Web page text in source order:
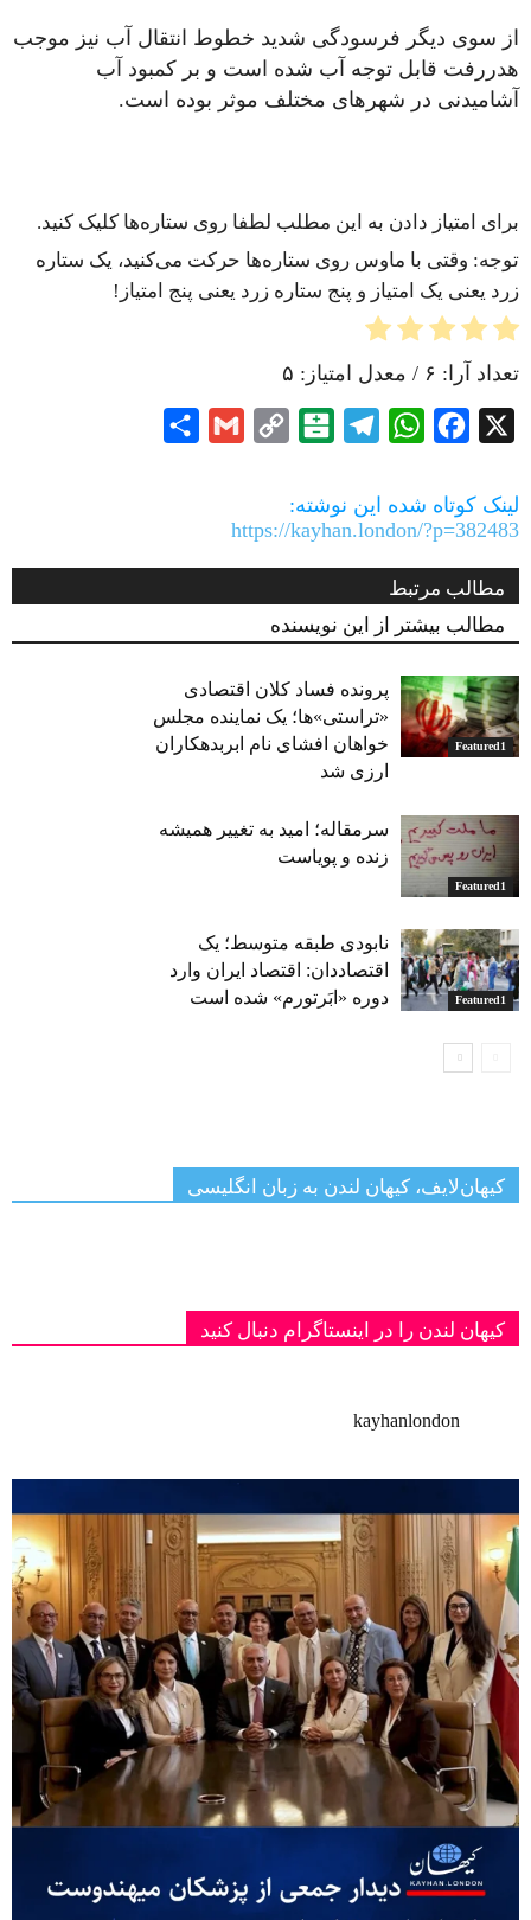
از سوی دیگر فرسودگی شدید خطوط انتقال آب نیز موجب
هدررفت قابل توجه آب شده است و بر کمبود آب
آشامیدنی در شهرهای مختلف موثر بوده است.
برای امتیاز دادن به این مطلب لطفا روی ستاره‌ها کلیک کنید.
توجه: وقتی با ماوس روی ستاره‌ها حرکت می‌کنید، یک ستاره
زرد یعنی یک امتیاز و پنج ستاره زرد یعنی پنج امتیاز!
تعداد آرا: ۶ / معدل امتیاز: ۵
X
Facebook
WhatsApp
Telegram
Balatarin
Copy
Gmail
لینک کوتاه شده این نوشته:
https://kayhan.london/?p=382483
مطالب مرتبط
مطالب بیشتر از این نویسنده
Featured1
پرونده فساد کلان اقتصادی
«تراستی»ها؛ یک نماینده مجلس
خواهان افشای نام ابربدهکاران
ارزی شد
Featured1
سرمقاله؛ امید به تغییر همیشه
زنده و پویاست
Featured1
نابودی طبقه متوسط؛ یک
اقتصاددان: اقتصاد ایران وارد
دوره «ابَرتورم» شده‌ است
کیهان‌لایف، کیهان لندن به زبان انگلیسی
کیهان لندن را در اینستاگرام دنبال کنید
kayhanlondon